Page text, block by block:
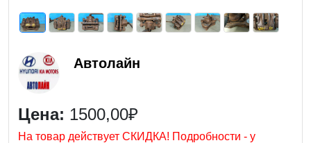
Автолайн
Цена: 1500,00₽
На товар действует СКИДКА! Подробности - у